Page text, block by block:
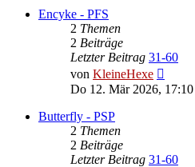
Encyke - PFS
2 Themen
2 Beiträge
Letzter Beitrag 31-60
von KleineHexe
Beitrag
Do 12. Mär 2026, 17:10
Butterfly - PSP
2 Themen
2 Beiträge
Letzter Beitrag 31-60